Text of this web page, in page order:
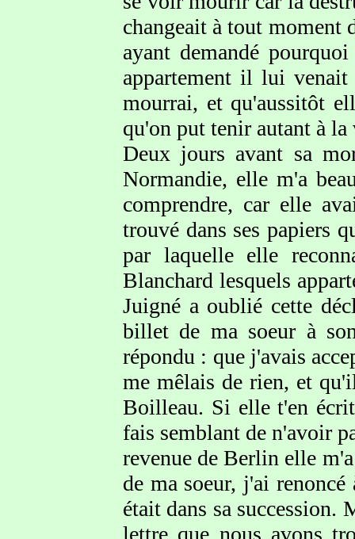
changeait à tout moment
ayant demandé
appartement il lui
mourrai, et qu'aussitôt
qu'on put tenir autant à la
Deux jours avant sa
Normandie, elle m'a
comprendre, car elle
trouvé dans ses papiers
par laquelle elle
Blanchard lesquels
Juigné a oublié cette
billet de ma soeur à
répondu : que j'avais
me mêlais de rien, et
Boilleau. Si elle t'en
fais semblant de n'avoir
revenue de Berlin elle
de ma soeur, j'ai
était dans sa succession.
lettre que nous avons